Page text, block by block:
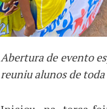
Abertura de evento
reuniu alunos de toda